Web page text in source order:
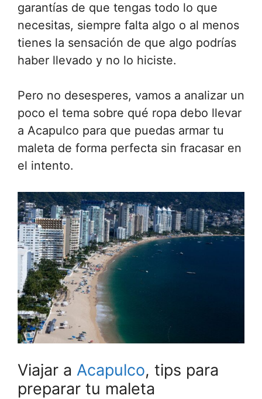
garantías de que tengas todo lo que
necesitas, siempre falta algo o al menos
tienes la sensación de que algo podrías
haber llevado y no lo hiciste.
Pero no desesperes, vamos a analizar un
poco el tema sobre qué ropa debo llevar
a Acapulco para que puedas armar tu
maleta de forma perfecta sin fracasar en
el intento.
Viajar a Acapulco, tips para
preparar tu maleta